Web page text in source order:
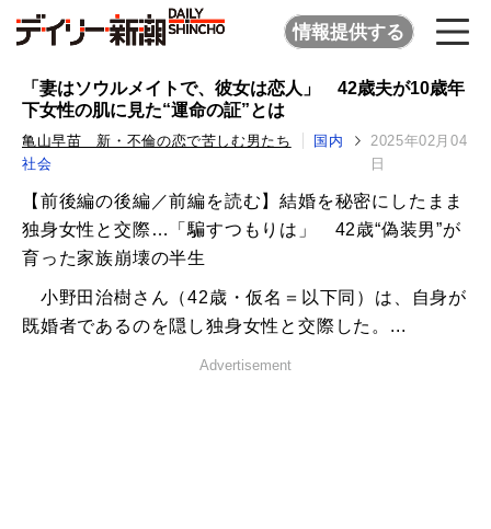
情報提供する
「妻はソウルメイトで、彼女は恋人」 42歳夫が10歳年
下女性の肌に見た“運命の証”とは
亀山早苗 新・不倫の恋で苦しむ男たち
国内
社会
2025年02月04
日
【前後編の後編／前編を読む】結婚を秘密にしたまま
独身女性と交際…「騙すつもりは」 42歳“偽装男”が
育った家族崩壊の半生
小野田治樹さん（42歳・仮名＝以下同）は、自身が
既婚者であるのを隠し独身女性と交際した。...
Advertisement